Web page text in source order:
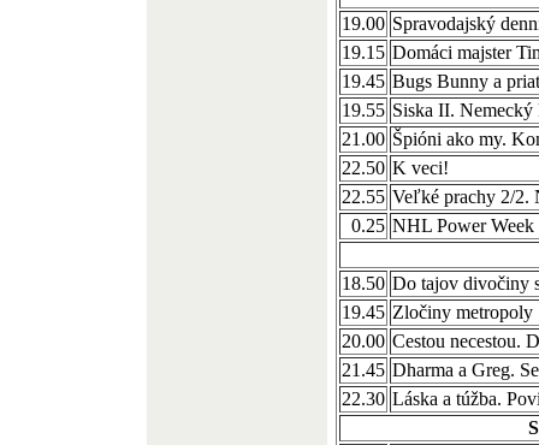
19.00 Spravodajský
19.15 Domáci majster
19.45 Bugs Bunny a
19.55 Siska II. Nemecký
21.00 Špióni ako my.
22.50 K veci!
22.55 Veľké prachy 2/2.
0.25 NHL Power Week
18.50 Do tajov divočiny
19.45 Zločiny metropoly
20.00 Cestou necestou.
21.45 Dharma a Greg.
22.30 Láska a túžba.